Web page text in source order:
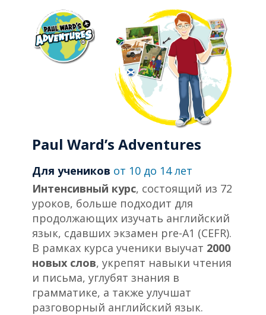
Paul Ward’s Adventures​
Для учеников от 10 до 14 лет
Интенсивный курс, состоящий из 72
уроков, больше подходит для
продолжающих изучать английский
язык, сдавших экзамен pre-A1 (CEFR).
В рамках курса ученики выучат 2000
новых слов, укрепят навыки чтения
и письма, углубят знания в
грамматике, а также улучшат
разговорный английский язык.